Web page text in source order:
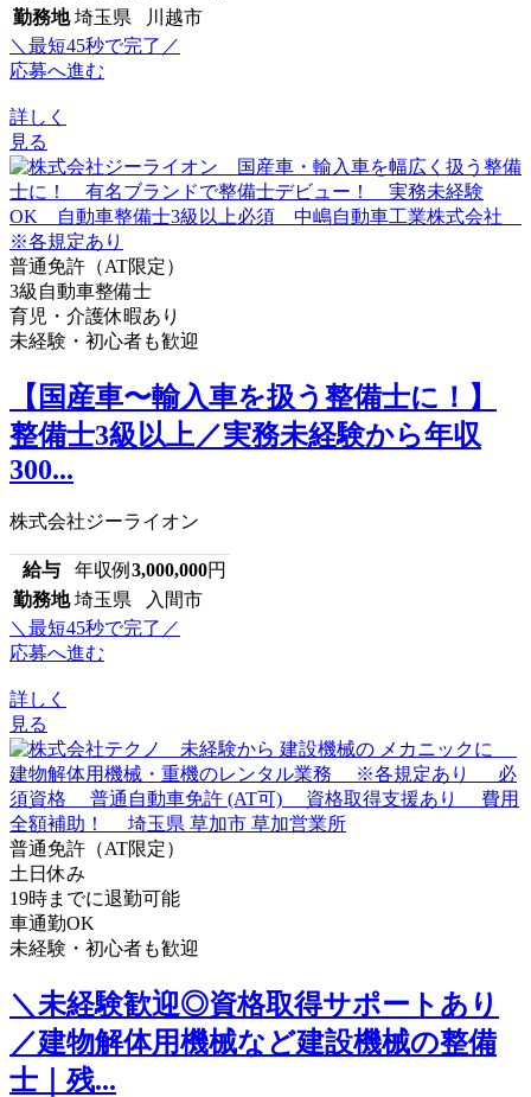
勤務地 埼玉県 川越市
＼最短45秒で完了／
応募へ進む
詳しく
見る
普通免許（AT限定）
3級自動車整備士
育児・介護休暇あり
未経験・初心者も歓迎
【国産車〜輸入車を扱う整備士に！】
整備士3級以上／実務未経験から年収
300...
株式会社ジーライオン
給与 年収例 3,000,000円
勤務地 埼玉県 入間市
＼最短45秒で完了／
応募へ進む
詳しく
見る
普通免許（AT限定）
土日休み
19時までに退勤可能
車通勤OK
未経験・初心者も歓迎
＼未経験歓迎◎資格取得サポートあり
／建物解体用機械など建設機械の整備
士｜残...